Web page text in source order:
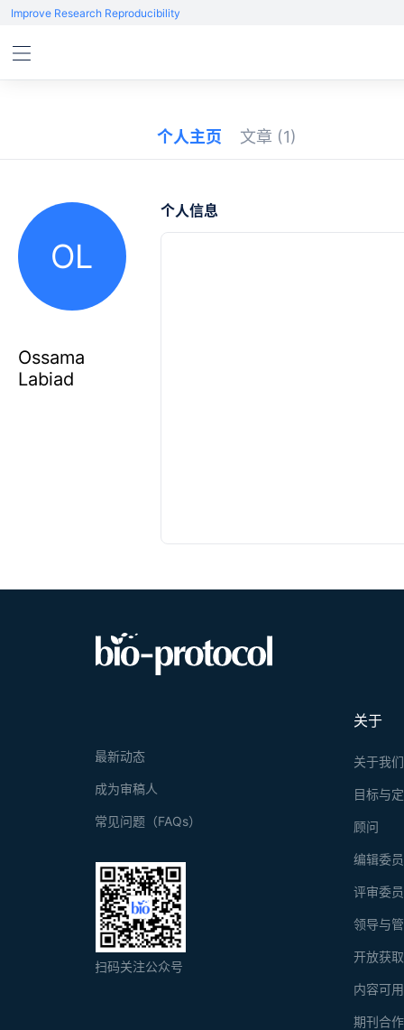
Improve Research Reproducibility
个人主页 文章 (1)
OL
Ossama
Labiad
个人信息
关于
关于我们
目标与
顾问
编辑委
评审委
领导与
开放获
内容可
期刊合
最新动态
成为审稿人
常见问题（FAQs）
扫码关注公众号